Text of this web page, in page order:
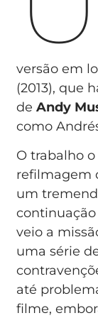
versão em
(2013), que
deAndy
como
O trabalho
refilmagem
um
veio a
uma série
até
filme,